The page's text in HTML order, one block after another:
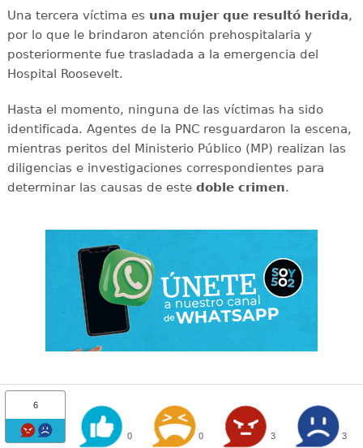
Una tercera víctima es una mujer que resultó herida,
por lo que le brindaron atención prehospitalaria y
posteriormente fue trasladada a la emergencia del
Hospital Roosevelt.
Hasta el momento, ninguna de las víctimas ha sido
identificada. Agentes de la PNC resguardaron la escena,
mientras peritos del Ministerio Público (MP) realizan las
diligencias e investigaciones correspondientes para
determinar las causas de este doble crimen.
6
0 0 3 3